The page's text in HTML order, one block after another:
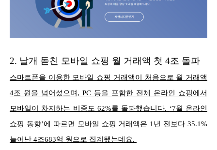
2. 날개 돋친 모바일 쇼핑 월 거래액 첫 4조 돌파
스마트폰을 이용한 모바일 쇼핑 거래액이 처음으로 월 거래액
4조 원을 넘어섰으며, PC 등을 포함한 전체 온라인 쇼핑에서
모바일이 차지하는 비중도 62%를 돌파했습니다. ‘7월 온라인
쇼핑 동향’에 따르면 모바일 쇼핑 거래액은 1년 전보다 35.1%
늘어난 4조683억 원으로 집계됐는데요.